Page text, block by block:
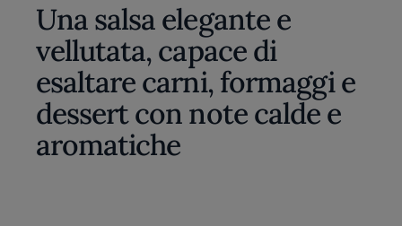
Una salsa elegante e
vellutata, capace di
esaltare carni, formaggi e
dessert con note calde e
aromatiche